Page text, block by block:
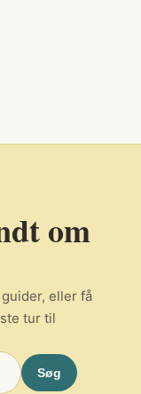
om
eller få
tur til
Søg